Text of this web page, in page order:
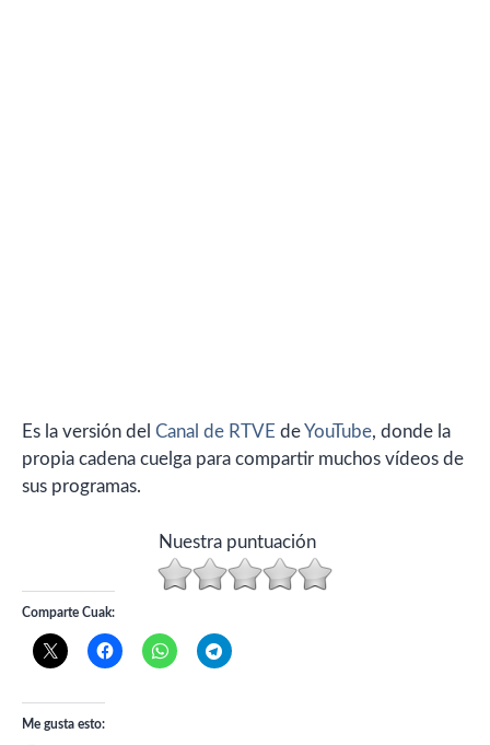
Es la versión del Canal de RTVE deYouTube, donde la
propia cadena cuelga para compartir muchos vídeos de
sus programas.
Nuestra puntuación
Comparte Cuak:
Me gusta esto: